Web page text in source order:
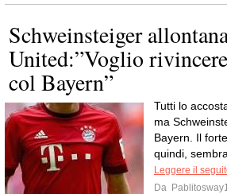
Schweinsteiger
United:”Voglio
col Bayern”
Tutti lo
ma
Bayern. Il
quindi,
Leggere il
Da